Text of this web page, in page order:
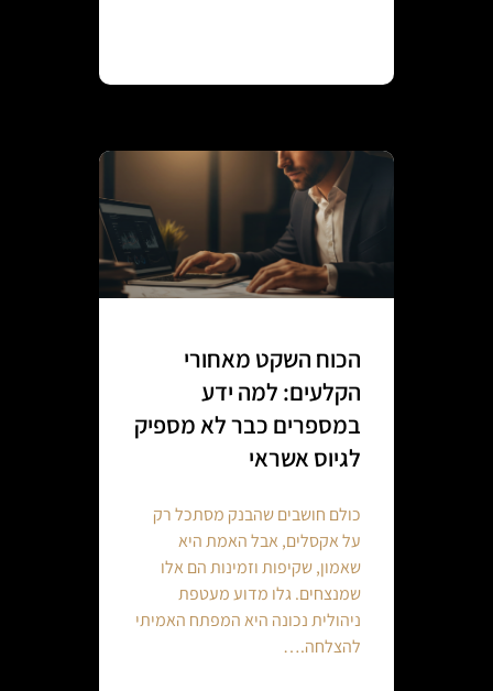
הכוח השקט מאחורי
הקלעים: למה ידע
במספרים כבר לא מספיק
לגיוס אשראי
כולם חושבים שהבנק מסתכל רק
על אקסלים, אבל האמת היא
שאמון, שקיפות וזמינות הם אלו
שמנצחים. גלו מדוע מעטפת
ניהולית נכונה היא המפתח האמיתי
להצלחה.…